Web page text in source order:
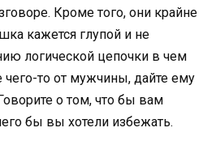
Кроме того, они крайне
кажется глупой и не
логической цепочки в чем
чего-то от мужчины, дайте ему
о том, что бы вам
бы вы хотели избежать.